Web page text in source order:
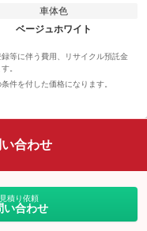
車体色
ベージュホワイト
等に伴う費用、リサイクル預託金
。
件を付した価格になります。
合わせ
積り依頼
い合わせ